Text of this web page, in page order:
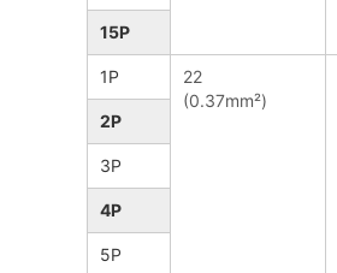
15P
1P
22
(0.37mm²)
2P
3P
4P
5P